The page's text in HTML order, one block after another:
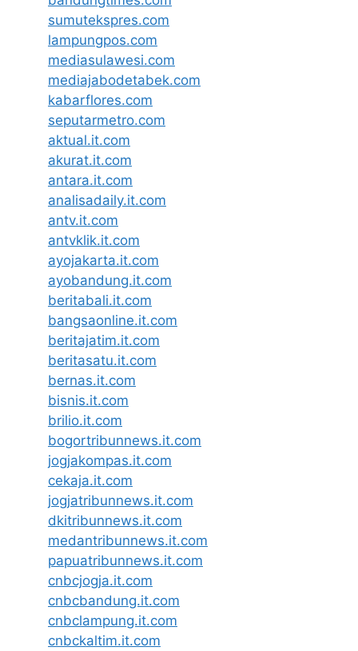
sumutekspres.com
lampungpos.com
mediasulawesi.com
mediajabodetabek.com
kabarflores.com
seputarmetro.com
aktual.it.com
akurat.it.com
antara.it.com
analisadaily.it.com
antv.it.com
antvklik.it.com
ayojakarta.it.com
ayobandung.it.com
beritabali.it.com
bangsaonline.it.com
beritajatim.it.com
beritasatu.it.com
bernas.it.com
bisnis.it.com
brilio.it.com
bogortribunnews.it.com
jogjakompas.it.com
cekaja.it.com
jogjatribunnews.it.com
dkitribunnews.it.com
medantribunnews.it.com
papuatribunnews.it.com
cnbcjogja.it.com
cnbcbandung.it.com
cnbclampung.it.com
cnbckaltim.it.com